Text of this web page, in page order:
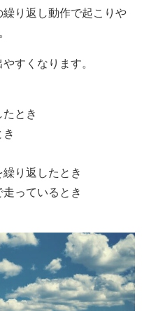
り返し動作で起こりや
すくなります。
とき
り返したとき
っているとき